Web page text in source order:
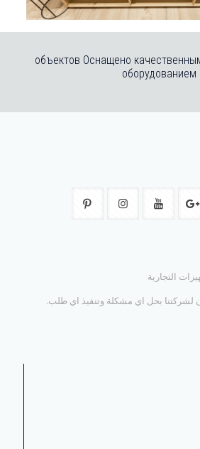
20000 объектов Оснащено
оборудованием
التجارية
لشركتنا بحل اي مشكلة وتنفيذ اي طلب.